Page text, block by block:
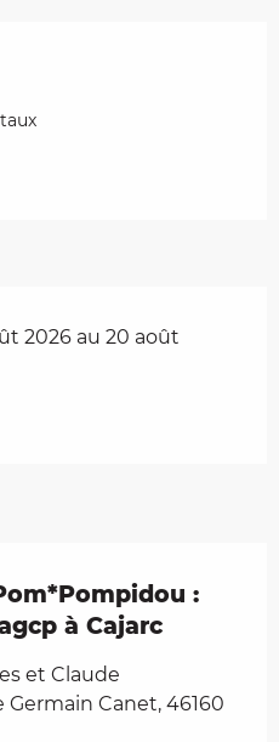
2026 au 20 août
:
à Cajarc
et Claude
Germain Canet, 46160